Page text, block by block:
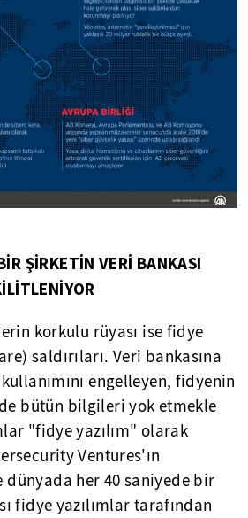
ŞİRKETİN VERİ BANKASI
korkulu rüyası ise fidye
saldırıları. Veri bankasına
engelleyen, fidyenin
bütün bilgileri yok etmekle
"fidye yazılım" olarak
Ventures'ın
dünyada her 40 saniyede bir
fidye yazılımlar tarafından